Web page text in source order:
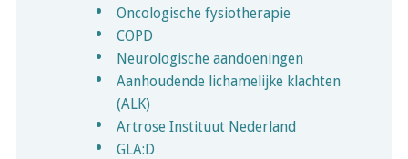
Oncologische fysiotherapie
COPD
Neurologische aandoeningen
Aanhoudende lichamelijke klachten
(ALK)
Artrose Instituut Nederland
GLA:D